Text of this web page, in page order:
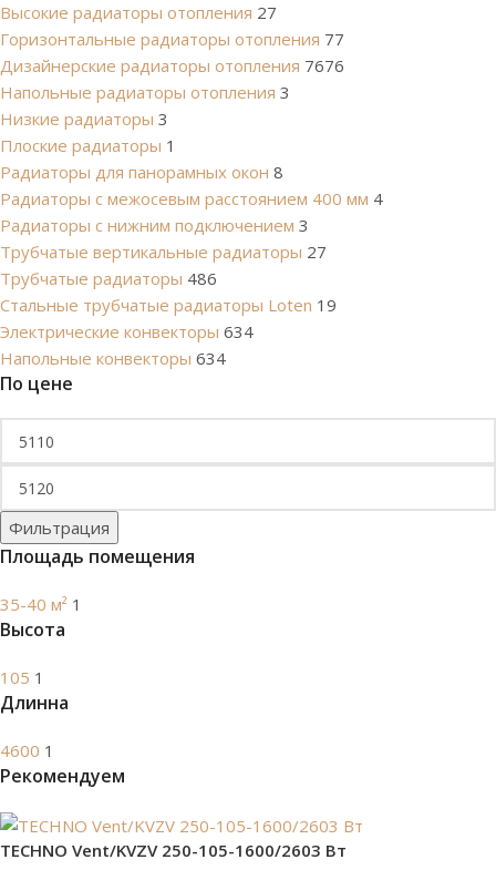
Высокие радиаторы отопления 27
Горизонтальные радиаторы отопления 77
Дизайнерские радиаторы отопления 7676
Напольные радиаторы отопления 3
Низкие радиаторы 3
Плоские радиаторы 1
Радиаторы для панорамных окон 8
Радиаторы с межосевым расстоянием 400 мм 4
Радиаторы с нижним подключением 3
Трубчатые вертикальные радиаторы 27
Трубчатые радиаторы 486
Cтальные трубчатые радиаторы Loten 19
Электрические конвекторы 634
Напольные конвекторы 634
По цене
Фильтрация
Площадь помещения
35-40 м² 1
Высота
105 1
Длинна
4600 1
Рекомендуем
TECHNO Vent/KVZV 250-105-1600/2603 Вт